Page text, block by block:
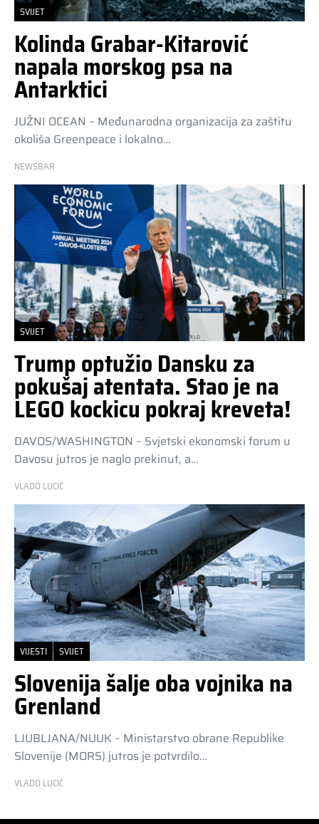
SVIJET
Kolinda Grabar-Kitarović
napala morskog psa na
Antarktici
JUŽNI OCEAN – Međunarodna organizacija za zaštitu
okoliša Greenpeace i lokalno…
NEWSBAR
SVIJET
Trump optužio Dansku za
pokušaj atentata. Stao je na
LEGO kockicu pokraj kreveta!
DAVOS/WASHINGTON – Svjetski ekonomski forum u
Davosu jutros je naglo prekinut, a…
VLADO LUCIĆ
VIJESTI SVIJET
Slovenija šalje oba vojnika na
Grenland
LJUBLJANA/NUUK – Ministarstvo obrane Republike
Slovenije (MORS) jutros je potvrdilo…
VLADO LUCIĆ